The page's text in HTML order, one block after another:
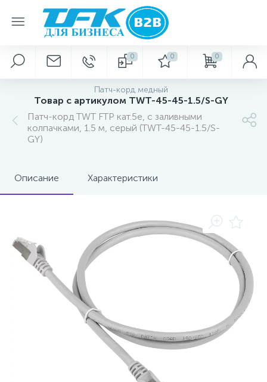
0 0 0
Патч-корд медный
Товар с артикулом TWT-45-45-1.5/S-GY
Патч-корд TWT FTP кат.5e, с заливными
колпачками, 1.5 м, серый (TWT-45-45-1.5/S-
GY)
Описание Характеристики